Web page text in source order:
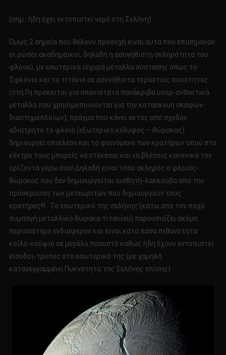
(σημ.: ήδη έχει εντοπιστεί νερό στη Σελήνη)
Όμως 2 σημεία που θέλουν προσοχή είναι αυτά που επισήμαναν
οι ρώσοι ακαδημαϊκοί, δηλαδή η ασυνήθιστη σκληρότητα του
φλοιού, με εσωτερικά ισχυρά μέταλλα σύστασης όπως το
ζιρκόνιο και το τιτάνιο σε ασυνήθιστα τεράστιες ποσότητες
(στη Γη πρόκειται για σπανιότατα πανάκριβα υπέρ-ανθεκτικά
μέταλλα που χρησιμοποιούνται για την κατασκευή σκαφών-
διαστημοπλοίων), πράγμα που κάνει εκτός από σχεδόν
αδιάτρητο το φλοιό (εξωτερικό κέλυφος – θώρακας)
δημιουργεί επιπλέον και το φαινόμενο των κρατήρων οπού στο
κέντρο τους μπορείς να στέκεσαι και να βλέπεις κανονικά τον
ορίζοντα γύρω σου! Δηλαδή είναι τόσο σκληρός ο φλοιός-
θώρακας που δεν δημιουργείται αισθητή-λακκούβα από την
πρόσκρουση των μετεωριτών που δημιουργούν τους
κρατήρες!!!.. Το εσωτερικό της σελήνης (κάτω από τον παχύ
συμπαγή μεταλλικό θώρακα τιτανίου) παρουσιάζει ακόμα
περισσότερο ενδιαφέρον και είναι κατά πάσα πιθανότητα
κοίλο-κούφιο σε μεγάλο ποσοστό καθώς ήδη έχουν εντοπιστεί
είσοδοι-τρύπες στο εσωτερικό της (με χαμηλή
καταγεγραμμένη Πυκνότητα της Σελήνης επίσης)